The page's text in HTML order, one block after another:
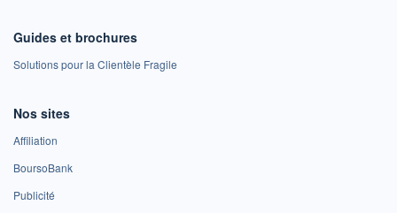
Guides et brochures
Solutions pour la Clientèle Fragile
Nos sites
Affiliation
BoursoBank
Publicité